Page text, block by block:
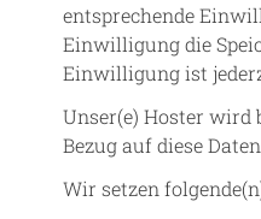
entsprechende
Einwilligung die
Einwilligung ist
Unser(e) Hoster
Bezug auf diese
Wir setzen